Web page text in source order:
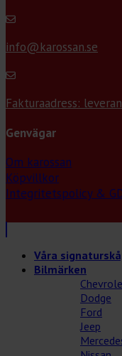
info@karossan.se
Fakturaadress:
Genvägar
Om karossan
Köpvillkor
Integritetspolicy &
Våra
Bilmärken
Dodge
Ford
Jeep